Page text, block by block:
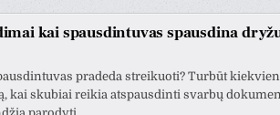
kai spausdintuvas spausdina
pradeda streikuoti? Turbūt
kai skubiai reikia atspausdinti svarbų